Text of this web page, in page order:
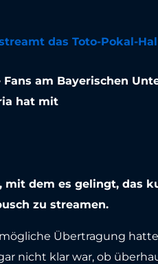
das Toto-Pokal-
Fans am Bayerischen
hat mit
mit dem es gelingt, das
zu streamen.
Übertragung
nicht klar war, ob